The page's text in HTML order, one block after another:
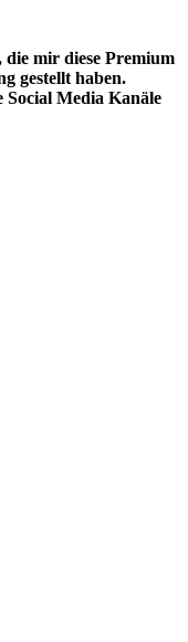
die mir diese Premium
gestellt haben.
Social Media Kanäle